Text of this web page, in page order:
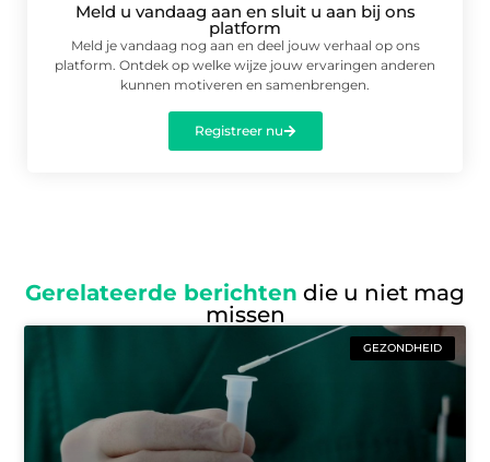
Meld u vandaag aan en sluit u aan bij ons
platform
Meld je vandaag nog aan en deel jouw verhaal op ons
platform. Ontdek op welke wijze jouw ervaringen anderen
kunnen motiveren en samenbrengen.
Registreer nu
Gerelateerde berichten die u niet mag
missen
GEZONDHEID